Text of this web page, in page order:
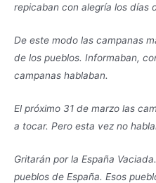
repicaban con alegría los días
De este modo las campanas
de los pueblos. Informaban,
campanas hablaban.
El próximo 31 de marzo las
a tocar. Pero esta vez no
Gritarán por la España
pueblos de España. Esos